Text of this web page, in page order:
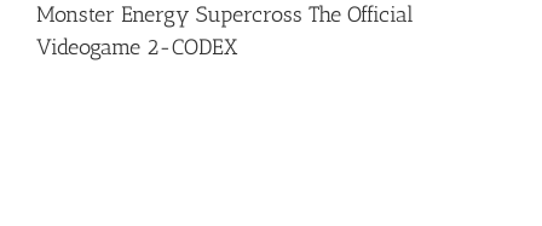
Monster Energy Supercross The Official
Videogame 2-CODEX